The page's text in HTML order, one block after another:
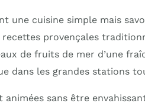
une cuisine simple mais
provençales
de fruits de mer d’une
dans les grandes stations
animées sans être